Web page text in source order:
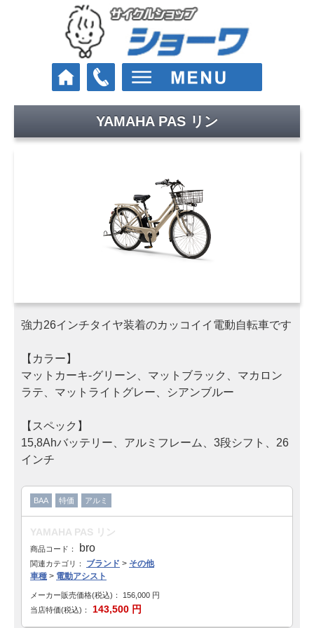
マウンテンバイク
Eバイク（電動スポーツ車）
ブランド
MERIDA・MIYATA
RALEIGH・ARAYA
WALKRIDE
BRIDGESTONE・ANCHOR
GT Bicycles・FELT
SAKAMOTO TECHNO
YAMAHA PAS リン
強力26インチタイヤ装着のカッコイイ電動自転車です
【カラー】
マットカーキ-グリーン、マットブラック、マカロン
ラテ、マットライトグレー、シアンブルー
【スペック】
15,8Ahバッテリー、アルミフレーム、3段シフト、26
インチ
BAA 特価 アルミ
YAMAHA PAS リン
商品コード： bro
関連カテゴリ： ブランド > その他
車種 > 電動アシスト
メーカー販売価格(税込)： 156,000 円
当店特価(税込)：
143,500 円